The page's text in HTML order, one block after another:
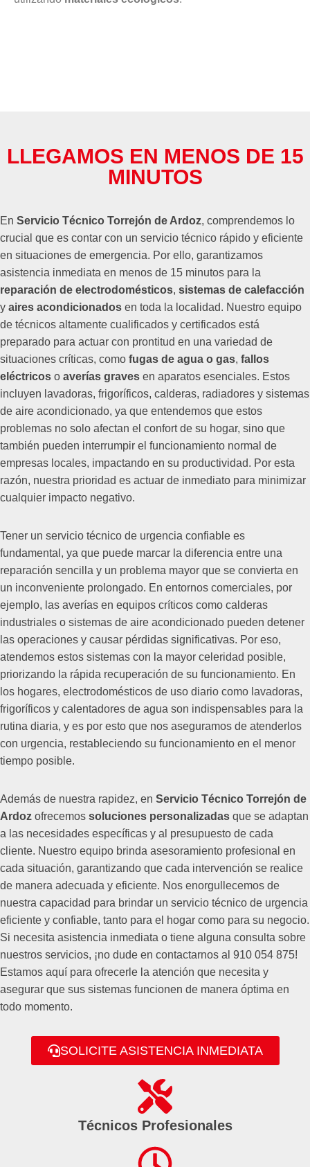
LLEGAMOS EN MENOS DE 15
MINUTOS
En Servicio Técnico Torrejón de Ardoz, comprendemos lo
crucial que es contar con un servicio técnico rápido y eficiente
en situaciones de emergencia. Por ello, garantizamos
asistencia inmediata en menos de 15 minutos para la
reparación de electrodomésticos, sistemas de calefacción
y aires acondicionados en toda la localidad. Nuestro equipo
de técnicos altamente cualificados y certificados está
preparado para actuar con prontitud en una variedad de
situaciones críticas, como fugas de agua o gas, fallos
eléctricos o averías graves en aparatos esenciales. Estos
incluyen lavadoras, frigoríficos, calderas, radiadores y sistemas
de aire acondicionado, ya que entendemos que estos
problemas no solo afectan el confort de su hogar, sino que
también pueden interrumpir el funcionamiento normal de
empresas locales, impactando en su productividad. Por esta
razón, nuestra prioridad es actuar de inmediato para minimizar
cualquier impacto negativo.
Tener un servicio técnico de urgencia confiable es
fundamental, ya que puede marcar la diferencia entre una
reparación sencilla y un problema mayor que se convierta en
un inconveniente prolongado. En entornos comerciales, por
ejemplo, las averías en equipos críticos como calderas
industriales o sistemas de aire acondicionado pueden detener
las operaciones y causar pérdidas significativas. Por eso,
atendemos estos sistemas con la mayor celeridad posible,
priorizando la rápida recuperación de su funcionamiento. En
los hogares, electrodomésticos de uso diario como lavadoras,
frigoríficos y calentadores de agua son indispensables para la
rutina diaria, y es por esto que nos aseguramos de atenderlos
con urgencia, restableciendo su funcionamiento en el menor
tiempo posible.
Además de nuestra rapidez, en Servicio Técnico Torrejón de
Ardoz ofrecemos soluciones personalizadas que se adaptan
a las necesidades específicas y al presupuesto de cada
cliente. Nuestro equipo brinda asesoramiento profesional en
cada situación, garantizando que cada intervención se realice
de manera adecuada y eficiente. Nos enorgullecemos de
nuestra capacidad para brindar un servicio técnico de urgencia
eficiente y confiable, tanto para el hogar como para su negocio.
Si necesita asistencia inmediata o tiene alguna consulta sobre
nuestros servicios, ¡no dude en contactarnos al 910 054 875!
Estamos aquí para ofrecerle la atención que necesita y
asegurar que sus sistemas funcionen de manera óptima en
todo momento.
SOLICITE ASISTENCIA INMEDIATA
Técnicos Profesionales